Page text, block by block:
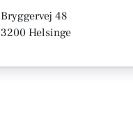
Bryggervej 48
3200 Helsinge